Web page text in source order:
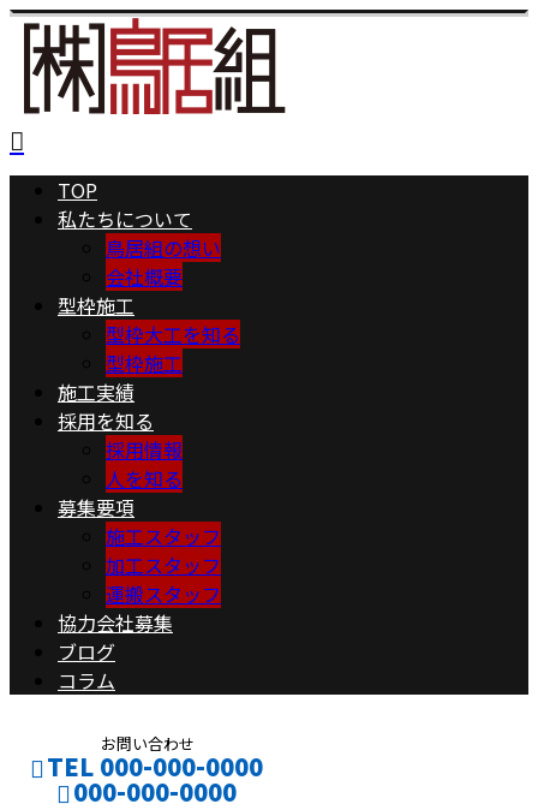
TOP
私たちについて
鳥居組の想い
会社概要
型枠施工
型枠大工を知る
型枠施工
施工実績
採用を知る
採用情報
人を知る
募集要項
施工スタッフ
加工スタッフ
運搬スタッフ
協力会社募集
ブログ
コラム
お問い合わせ
TEL 000-000-0000
000-000-0000